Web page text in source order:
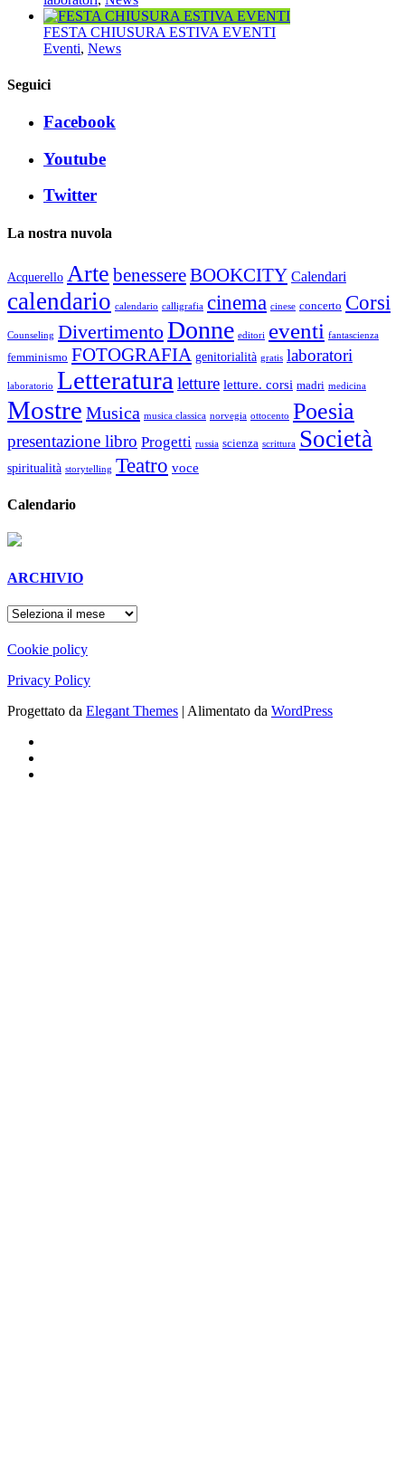
FESTA CHIUSURA ESTIVA EVENTI
Eventi, News
Seguici
Facebook
Youtube
Twitter
La nostra nuvola
Acquerello Arte benessereBOOKCITY Calendari
calendario calendario calligrafia cinema cinese concerto Corsi
Counseling DivertimentoDonne editori eventi fantascienza
femminismo FOTOGRAFIA genitorialità gratis laboratori
laboratorio Letteratura letture letture. corsi madri medicina
Mostre Musica musica classica norvegia ottocento Poesia
presentazione libro Progetti russia scienza scrittura Società
spiritualità storytelling Teatro voce
Calendario
ARCHIVIO
ARCHIVIO
Cookie policy
Privacy Policy
Progettato da Elegant Themes | Alimentato da WordPress